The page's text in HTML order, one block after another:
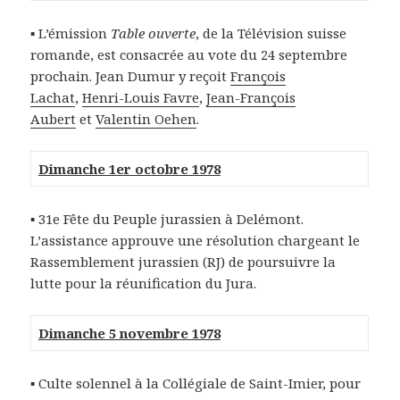
▪ L’émission Table ouverte, de la Télévision suisse
romande, est consacrée au vote du 24 septembre
prochain. Jean Dumur y reçoitFrançois
Lachat,Henri-Louis Favre,Jean-François
Aubert etValentin Oehen.
Dimanche 1er octobre 1978
▪ 31e Fête du Peuple jurassien à Delémont.
L’assistance approuve une résolution chargeant le
Rassemblement jurassien (RJ) de poursuivre la
lutte pour la réunification du Jura.
Dimanche 5 novembre 1978
▪ Culte solennel à la Collégiale de Saint-Imier, pour